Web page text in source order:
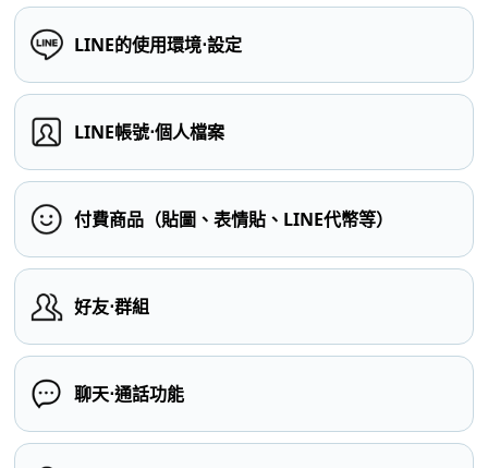
LINE的使用環境⋅設定
LINE帳號⋅個人檔案
付費商品（貼圖、表情貼、LINE代幣等）
好友⋅群組
聊天⋅通話功能